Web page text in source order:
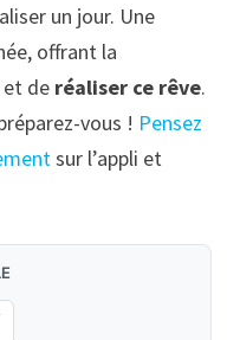
un jour. Une
offrant la
et de réaliser ce rêve.
vous ! Pensez
sur l’appli et